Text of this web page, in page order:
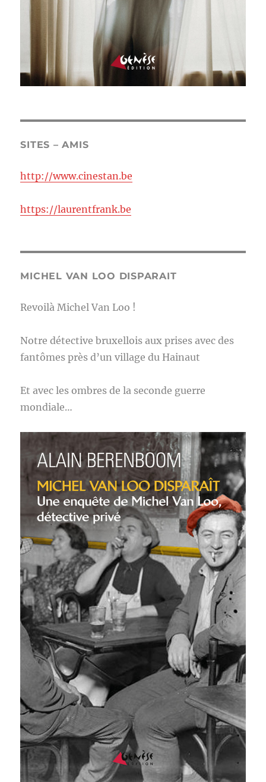
SITES – AMIS
http://www.cinestan.be
https://laurentfrank.be
MICHEL VAN LOO DISPARAIT
Revoilà Michel Van Loo !
Notre détective bruxellois aux prises avec des
fantômes près d’un village du Hainaut
Et avec les ombres de la seconde guerre
mondiale…